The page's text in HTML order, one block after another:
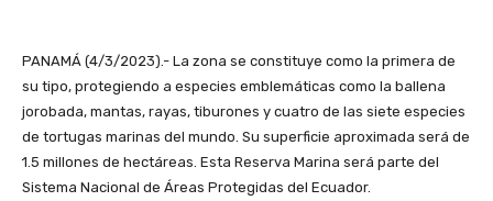
PANAMÁ (4/3/2023).- La zona se constituye como la primera de
su tipo, protegiendo a especies emblemáticas como la ballena
jorobada, mantas, rayas, tiburones y cuatro de las siete especies
de tortugas marinas del mundo. Su superficie aproximada será de
1.5 millones de hectáreas. Esta Reserva Marina será parte del
Sistema Nacional de Áreas Protegidas del Ecuador.